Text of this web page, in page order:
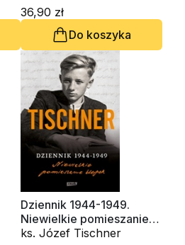
36,90 zł
Do koszyka
Dziennik 1944-1949.
Niewielkie pomieszanie
klepek
ks. Józef Tischner